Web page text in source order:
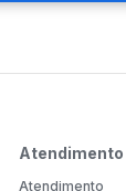
Atendimento